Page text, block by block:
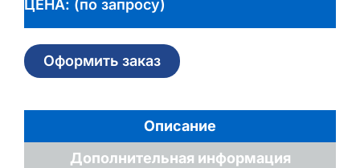
ЦЕНА: (по запросу)
Оформить заказ
Описание
Дополнительная информация